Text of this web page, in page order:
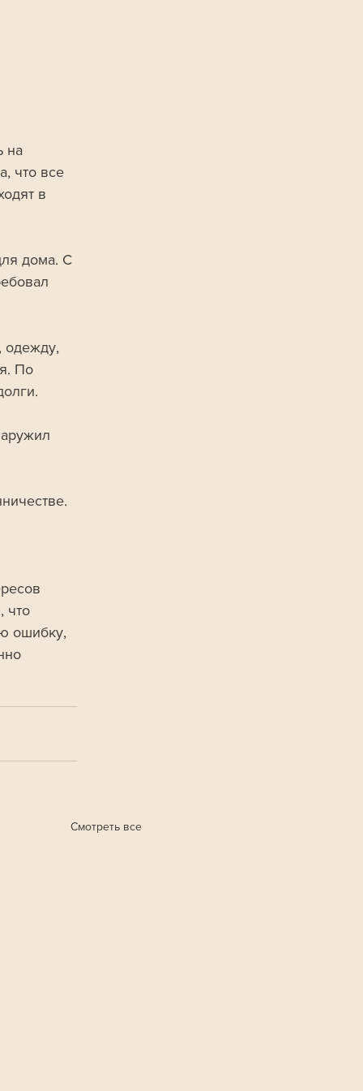
на
что все
в
дома. С
одежду,
По
что
ошибку,
Смотреть все